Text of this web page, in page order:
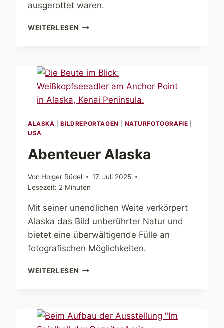
ausgerottet waren.
WEITERLESEN ABENTEUER
NCHOR P
OINT
ALASKA |BILDREPORTAGEN NATURFOTOGRAFIE
USA
Abenteuer Alaska
Von Holger Rüdel
17. Juli 2025
Lesezeit: 2 Minuten
Mit seiner unendlichen Weite verkörpert
Alaska das Bild unberührter Natur und
bietet eine überwältigende Fülle an
fotografischen Möglichkeiten.
WEITERLESEN ABENTEUER